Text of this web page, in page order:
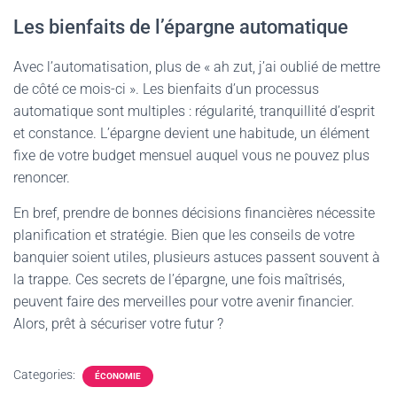
Les bienfaits de l’épargne automatique
Avec l’automatisation, plus de « ah zut, j’ai oublié de mettre
de côté ce mois-ci ». Les bienfaits d’un processus
automatique sont multiples : régularité, tranquillité d’esprit
et constance. L’épargne devient une habitude, un élément
fixe de votre budget mensuel auquel vous ne pouvez plus
renoncer.
En bref, prendre de bonnes décisions financières nécessite
planification et stratégie. Bien que les conseils de votre
banquier soient utiles, plusieurs astuces passent souvent à
la trappe. Ces secrets de l’épargne, une fois maîtrisés,
peuvent faire des merveilles pour votre avenir financier.
Alors, prêt à sécuriser votre futur ?
Categories: ÉCONOMIE